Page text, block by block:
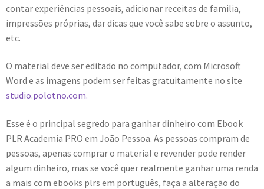
contar experiências pessoais, adicionar receitas de familia,
impressões próprias, dar dicas que você sabe sobre o assunto,
etc.
O material deve ser editado no computador, com Microsoft
Word e as imagens podem ser feitas gratuitamente no site
studio.polotno.com.
Esse é o principal segredo para ganhar dinheiro com Ebook
PLR Academia PRO em João Pessoa. As pessoas compram de
pessoas, apenas comprar o material e revender pode render
algum dinheiro, mas se você quer realmente ganhar uma renda
a mais com ebooks plrs em português, faça a alteração do